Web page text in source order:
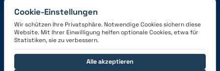
Hol dir die App
Cookie-Einstellungen
Wir schützen Ihre Privatsphäre. Notwendige Cookies sichern diese
Website. Mit Ihrer Einwilligung helfen optionale Cookies, etwa für
Statistiken, sie zu verbessern.
Alle akzeptieren